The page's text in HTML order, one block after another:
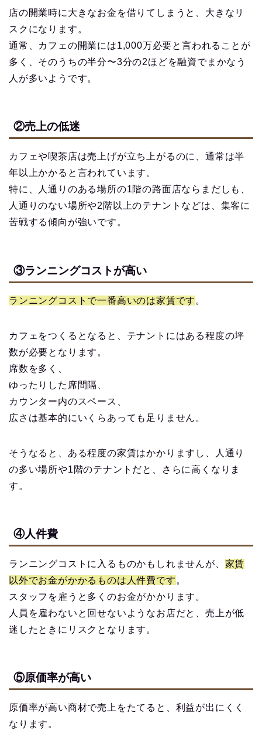
店の開業時に大きなお金を借りてしまうと、大きなリ
スクになります。
通常、カフェの開業には1,000万必要と言われることが
多く、そのうちの半分〜3分の2ほどを融資でまかなう
人が多いようです。
②売上の低迷
カフェや喫茶店は売上げが立ち上がるのに、通常は半
年以上かかると言われています。
特に、人通りのある場所の1階の路面店ならまだしも、
人通りのない場所や2階以上のテナントなどは、集客に
苦戦する傾向が強いです。
③ランニングコストが高い
ランニングコストで一番高いのは家賃です 。
カフェをつくるとなると、テナントにはある程度の坪
数が必要となります。
席数を多く、
ゆったりした席間隔、
カウンター内のスペース、
広さは基本的にいくらあっても足りません。
そうなると、ある程度の家賃はかかりますし、人通り
の多い場所や1階のテナントだと、さらに高くなりま
す。
④人件費
ランニングコストに入るものかもしれませんが、 家賃
以外でお金がかかるものは人件費です 。
スタッフを雇うと多くのお金がかかります。
人員を雇わないと回せないようなお店だと、売上が低
迷したときにリスクとなります。
⑤原価率が高い
原価率が高い商材で売上をたてると、利益が出にくく
なります。